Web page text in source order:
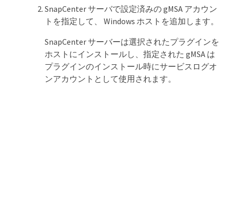
SnapCenter サーバで設定済みの gMSA アカウン
トを指定して、 Windows ホストを追加します。
SnapCenter サーバーは選択されたプラグインを
ホストにインストールし、指定された gMSA は
プラグインのインストール時にサービスログオ
ンアカウントとして使用されます。